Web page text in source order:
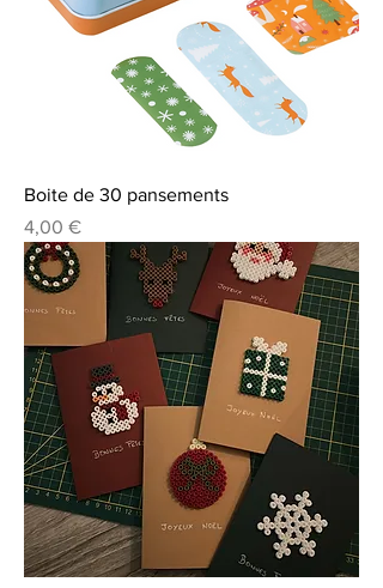
Boite de 30 pansements
Prix
4,00 €